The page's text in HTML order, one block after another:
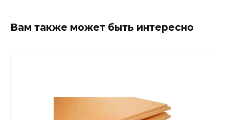
Вам также может быть интересно